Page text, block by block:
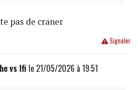
pas de craner
Signaler
vs lfi le 21/05/2026 à 19:51